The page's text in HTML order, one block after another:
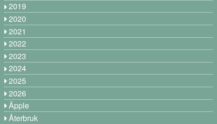
2019
2020
2021
2022
2023
2024
2025
2026
Äpple
Återbruk